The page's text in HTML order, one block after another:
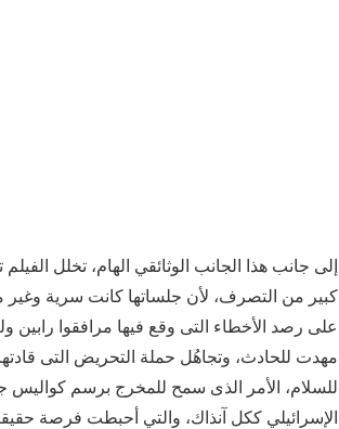
إلى جانب هذا الجانب الوثائقي الهام، تخلل
كبير من التصرف، لأن جلساتها كانت سرية
على رصد الأخطاء التى وقع فيها مرافقوا رابين
مهدت للحادث، وتجاهُل حملة التحريض التى
للسلام، الأمر الذى سمح للمخرج برسم كواليس
الإسرائيلي ككل آنذاك، والتي أحبطت فرصة